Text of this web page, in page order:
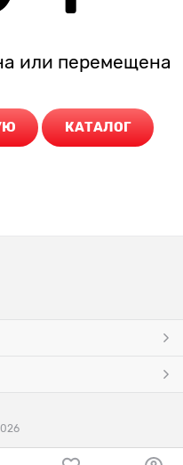
или перемещена
КАТАЛОГ